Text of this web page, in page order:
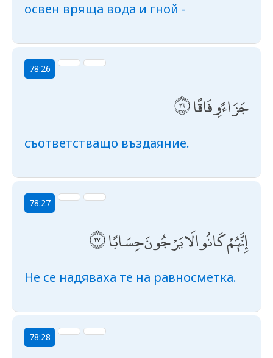
освен вряща вода и гной -
78:26
جَزَاءً وِفَاقًا
съответстващо въздаяние.
78:27
إِنَّهُمْ كَانُوا لَا يَرْجُونَ حِسَابًا
Не се надяваха те на равносметка.
78:28